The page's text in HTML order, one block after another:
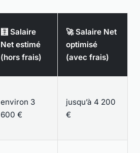
🧮 Salaire
Net estimé
(hors frais)
🚀 Salaire Net
optimisé
(avec frais)
environ 3
600 €
jusqu’à 4 200
€